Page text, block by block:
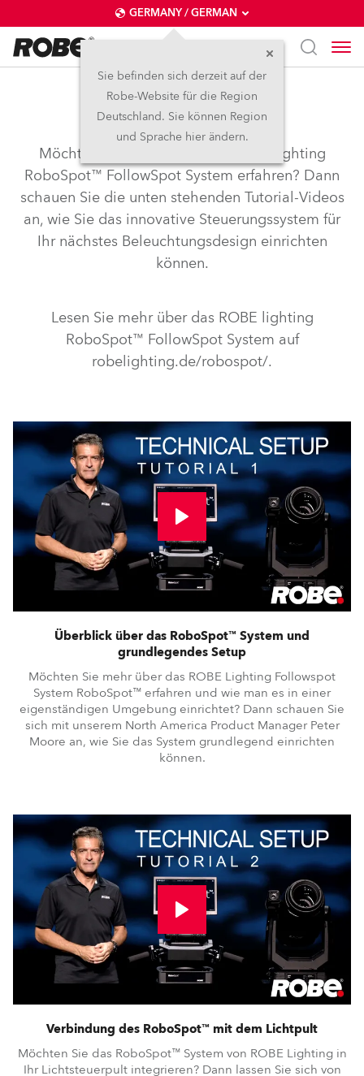
GERMANY / GERMAN
Sie befinden sich derzeit auf der
Robe-Website für die Region
Deutschland. Sie können Region
und Sprache hier ändern.
RoboSpot Tutorials
Möchten Sie mehr über das ROBE Lighting
RoboSpot™ FollowSpot System erfahren? Dann
schauen Sie die unten stehenden Tutorial-Videos
an, wie Sie das innovative Steuerungssystem für
Ihr nächstes Beleuchtungsdesign einrichten
können.
Lesen Sie mehr über das ROBE lighting
RoboSpot™ FollowSpot System auf
robelighting.de/robospot/.
Überblick über das RoboSpot™ System und
grundlegendes Setup
Möchten Sie mehr über das ROBE Lighting Followspot
System RoboSpot™ erfahren und wie man es in einer
eigenständigen Umgebung einrichtet? Dann schauen Sie
sich mit unserem North America Product Manager Peter
Moore an, wie Sie das System grundlegend einrichten
können.
Verbindung des RoboSpot™ mit dem Lichtpult
Möchten Sie das RoboSpot™ System von ROBE Lighting in
Ihr Lichtsteuerpult integrieren? Dann lassen Sie sich von